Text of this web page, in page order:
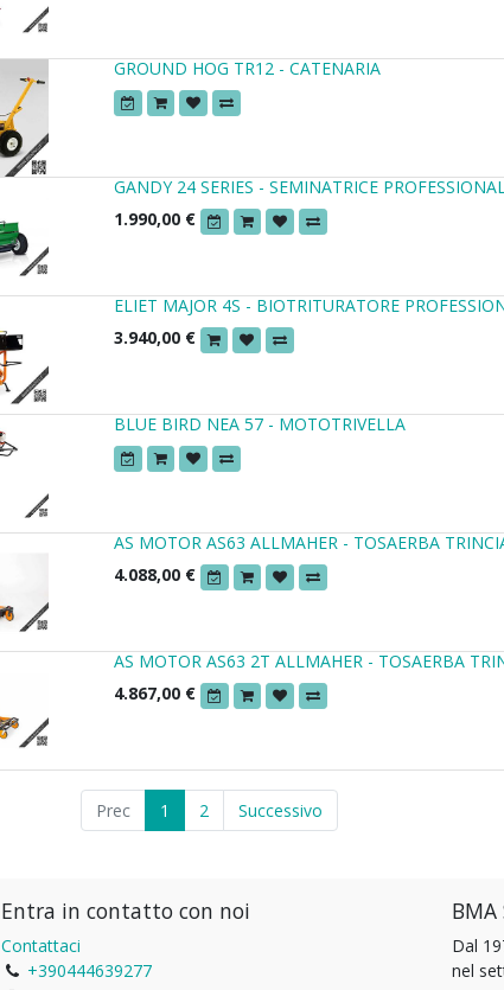
GROUND HOG TR12 - CATENARIA
GANDY 24 SERIES - SEMINATRICE
1.990,00 €
ELIET MAJOR 4S - BIOTRITURATORE
3.940,00 €
BLUE BIRD NEA 57 - MOTOTRIVELLA
AS MOTOR AS63 ALLMAHER - TOSAERBA
4.088,00 €
AS MOTOR AS63 2T ALLMAHER - TOSAERBA
4.867,00 €
Prec 1 2 Successivo
Entra in contatto con noi
Contattaci
+390444639277
BMA
Dal
nel